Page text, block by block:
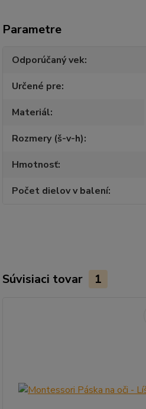
Parametre
Odporúčaný vek
Určené pre
Materiál
Rozmery (š-v-h)
Hmotnosť
Počet dielov v balení
Súvisiaci tovar 1